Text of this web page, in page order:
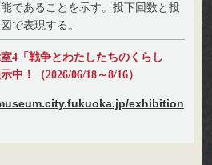
であることを示す。投下回数と投
で表現する。
4「戦争とわたしたちのくらし
中！（2026/06/18～8/16）
exhibition